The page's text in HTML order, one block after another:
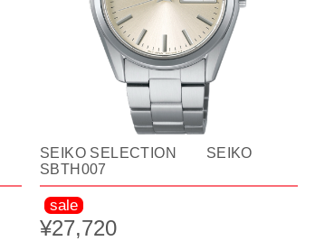
SEIKO SELECTION SEIKO
SBTH007
sale
¥27,720